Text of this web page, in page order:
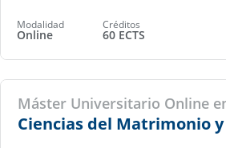
Modalidad
Online
Créditos
60 ECTS
Máster Universitario Online
Ciencias del Matrimonio